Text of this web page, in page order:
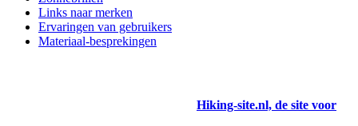
Links naar merken
Ervaringen van gebruikers
Materiaal-besprekingen
Hiking-site.nl, de site voor